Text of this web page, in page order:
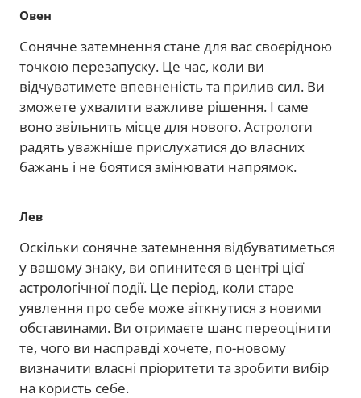
Овен
Сонячне затемнення стане для вас своєрідною
точкою перезапуску. Це час, коли ви
відчуватимете впевненість та прилив сил. Ви
зможете ухвалити важливе рішення. І саме
воно звільнить місце для нового. Астрологи
радять уважніше прислухатися до власних
бажань і не боятися змінювати напрямок.
Лев
Оскільки сонячне затемнення відбуватиметься
у вашому знаку, ви опинитеся в центрі цієї
астрологічної події. Це період, коли старе
уявлення про себе може зіткнутися з новими
обставинами. Ви отримаєте шанс переоцінити
те, чого ви насправді хочете, по-новому
визначити власні пріоритети та зробити вибір
на користь себе.